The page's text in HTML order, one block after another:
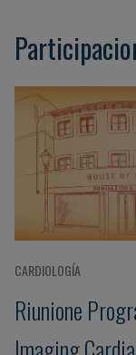
CARDIOLOGÍA
Riunione